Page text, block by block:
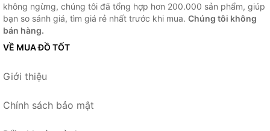
không ngừng, chúng tôi đã tổng hợp hơn 200.000 sản phẩm, giúp
bạn so sánh giá, tìm giá rẻ nhất trước khi mua. Chúng tôi không
bán hàng.
VỀ MUA ĐỒ TỐT
Giới thiệu
Chính sách bảo mật